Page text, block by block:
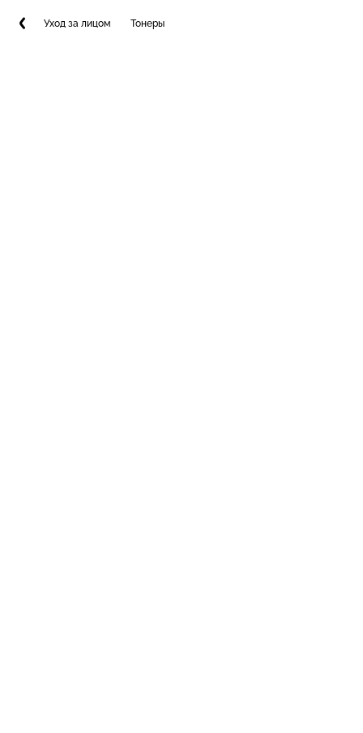
Уход за лицом Тонеры